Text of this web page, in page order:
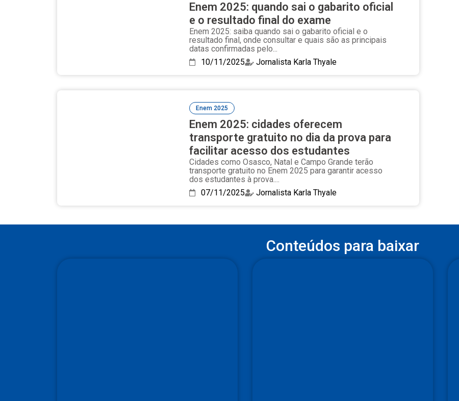
Enem 2025: quando sai o gabarito oficial
e o resultado final do exame
Enem 2025: saiba quando sai o gabarito oficial e o
resultado final, onde consultar e quais são as principais
datas confirmadas pelo...
10/11/2025
Jornalista Karla Thyale
Enem 2025
Enem 2025: cidades oferecem
transporte gratuito no dia da prova para
facilitar acesso dos estudantes
Cidades como Osasco, Natal e Campo Grande terão
transporte gratuito no Enem 2025 para garantir acesso
dos estudantes à prova....
07/11/2025
Jornalista Karla Thyale
Conteúdos para baixar